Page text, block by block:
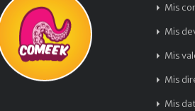
Mis
Mis
Mis
Mis
Mis